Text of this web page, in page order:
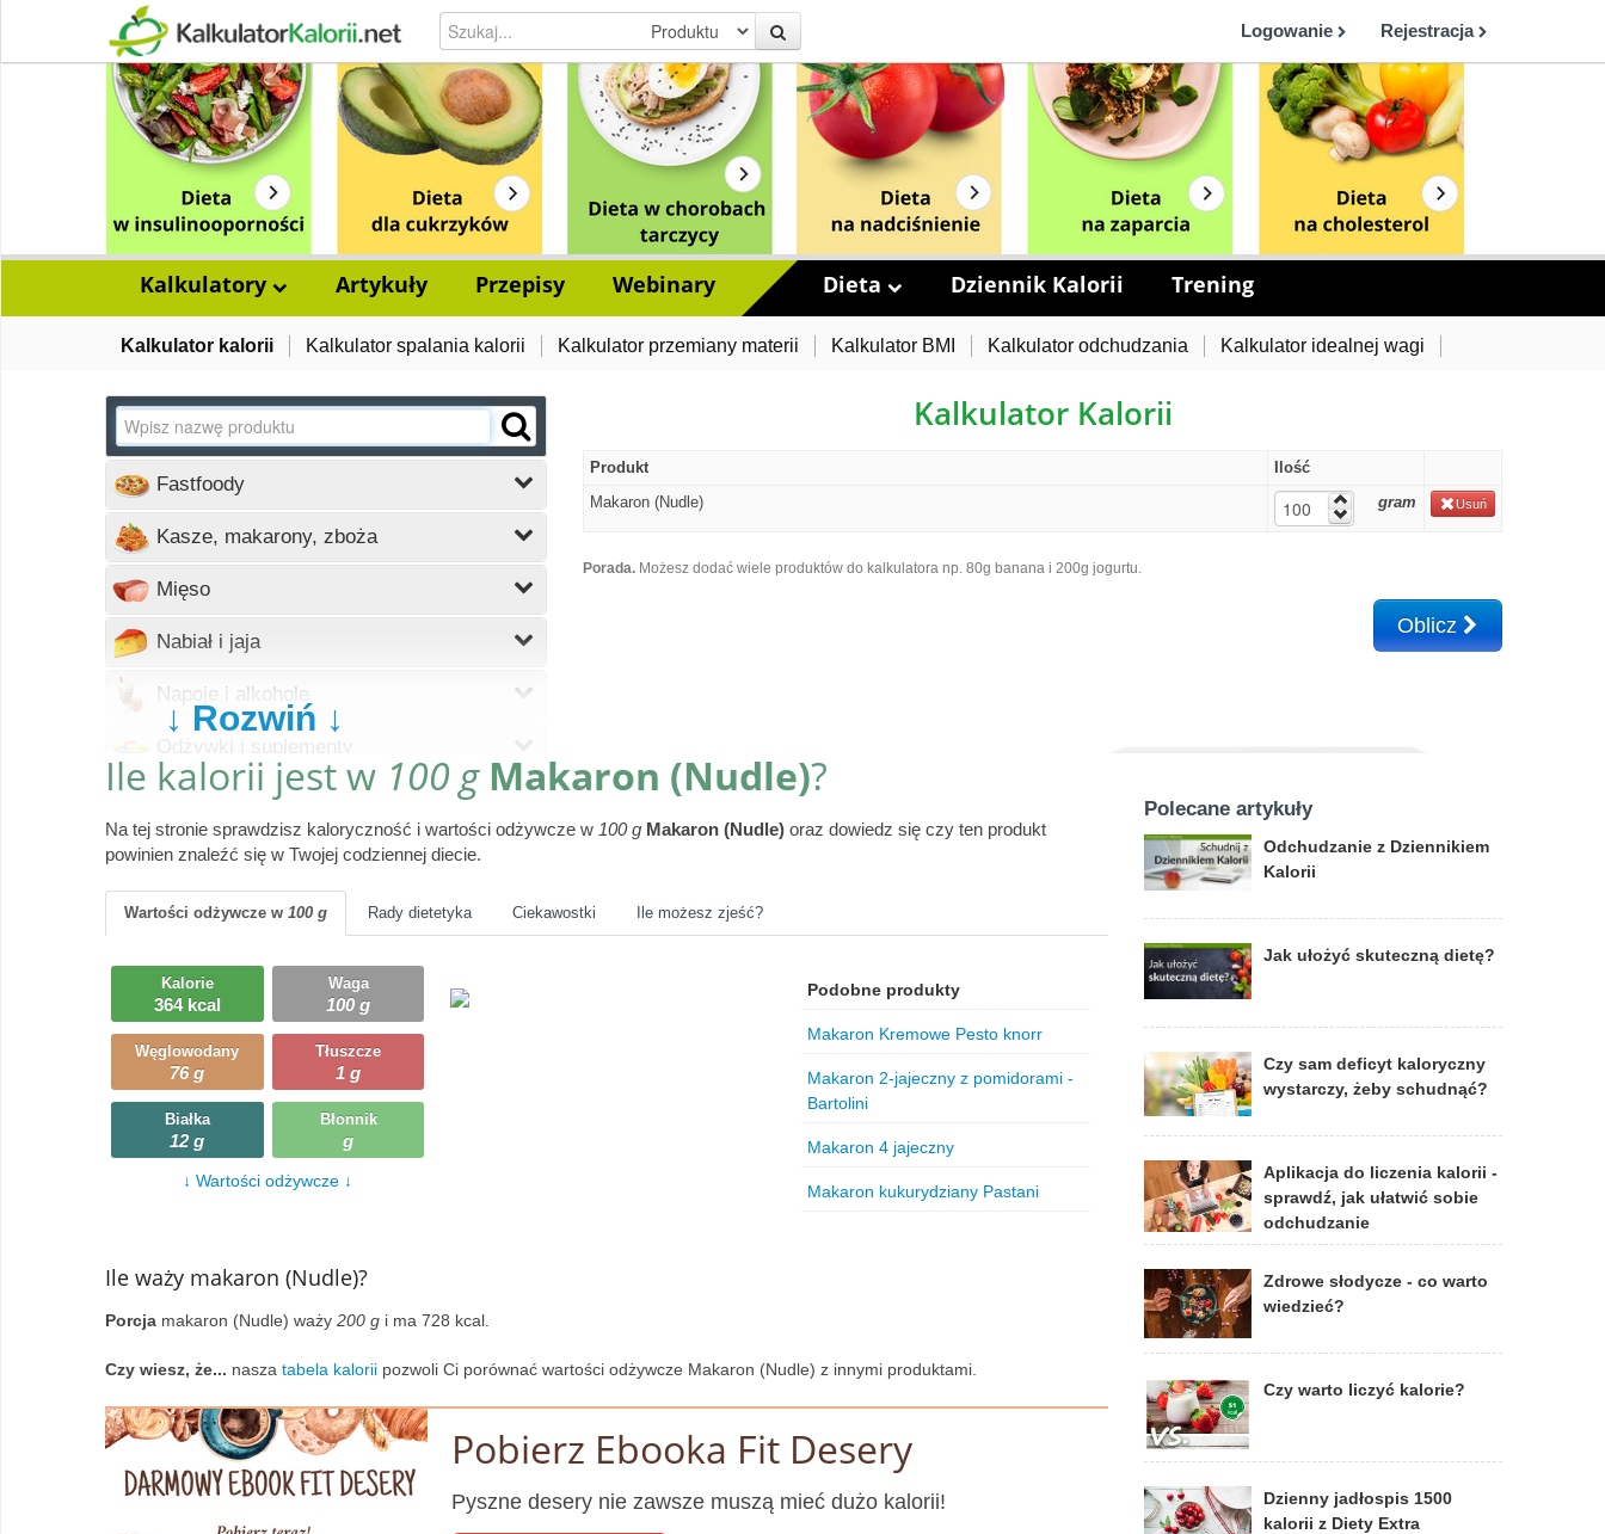
Logowanie Rejestracja
Kalkulatory Artykuły Przepisy Webinary Dieta Dziennik Kalorii Trening
Kalkulator kalorii Kalkulator spalania kalorii Kalkulator przemiany materii Kalkulator BMI Kalkulator odchudzania Kalkulator idealnej wagi
Fastfoody
Wczytywanie
Kasze, makarony, zboża
Wczytywanie
Mięso
Wczytywanie
Nabiał i jaja
Wczytywanie
Napoje i alkohole
Wczytywanie
Wczytywanie
Wczytywanie
Pieczywo
Wczytywanie
Produkty gotowe
Wczytywanie
Ryby i owoce morza
Wczytywanie
Słodycze, desery, ciasta
Wczytywanie
Warzywa
Wczytywanie
Kalkulator Kalorii
Produkt
Ilość
Makaron (Nudle)
gram Usuń
Porada. Możesz dodać wiele produktów do kalkulatora np. 80g banana i 200g jogurtu.
Oblicz
↓ Rozwiń ↓
Ile kalorii jest w 100 g Makaron (Nudle)?
Na tej stronie sprawdzisz kaloryczność i wartości odżywcze w 100 g Makaron (Nudle) oraz dowiedz się czy ten produkt
powinien znaleźć się w Twojej codziennej diecie.
Wartości odżywcze w 100 g Rady dietetyka Ciekawostki Ile możesz zjeść?
Kalorie
364 kcal
Waga
100 g
Węglowodany
76 g
Tłuszcze
1 g
Białka
12 g
Błonnik
g
↓ Wartości odżywcze ↓
Podobne produkty
Makaron Kremowe Pesto knorr
Makaron 2-jajeczny z pomidorami -
Bartolini
Makaron 4 jajeczny
Makaron kukurydziany Pastani
Ile waży makaron (Nudle)?
Porcja makaron (Nudle) waży 200 g i ma 728 kcal.
Czy wiesz, że... nasza tabela kalorii pozwoli Ci porównać wartości odżywcze Makaron (Nudle) z innymi produktami.
Pobierz Ebooka Fit Desery
Pyszne desery nie zawsze muszą mieć dużo kalorii!
Polecane artykuły
Odchudzanie z Dziennikiem
Kalorii
Jak ułożyć skuteczną dietę?
Czy sam deficyt kaloryczny
wystarczy, żeby schudnąć?
Aplikacja do liczenia kalorii -
sprawdź, jak ułatwić sobie
odchudzanie
Zdrowe słodycze - co warto
wiedzieć?
Czy warto liczyć kalorie?
Dzienny jadłospis 1500
kalorii z Diety Extra